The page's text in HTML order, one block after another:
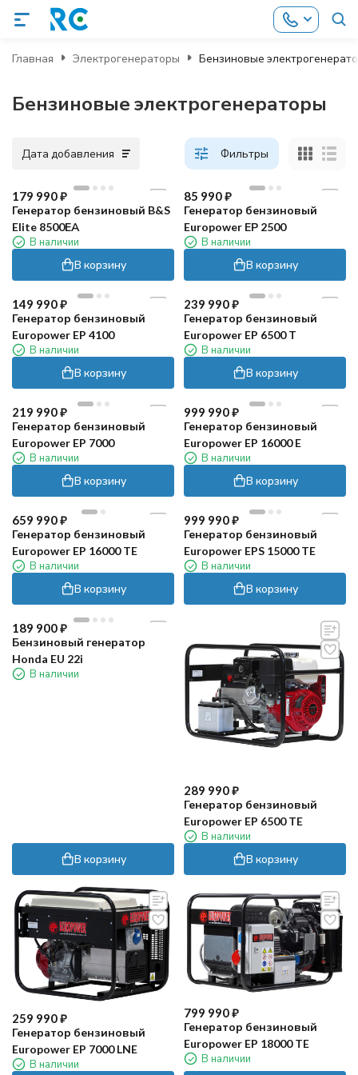
Главная Электрогенераторы Бензиновые
Бензиновые электрогенераторы
Дата добавления Фильтры
179 990₽
Генератор бензиновый B&S
Elite 8500ЕА
В наличии
В корзину
85 990₽
Генератор бензиновый
Europower ЕР 2500
В наличии
В корзину
149 990₽
Генератор бензиновый
Europower EP 4100
В наличии
В корзину
239 990₽
Генератор бензиновый
Europower EP 6500 T
В наличии
В корзину
219 990₽
Генератор бензиновый
Europower EP 7000
В наличии
В корзину
999 990₽
Генератор бензиновый
Europower EP 16000 E
В наличии
В корзину
659 990₽
Генератор бензиновый
Europower EP 16000 TE
В наличии
В корзину
999 990₽
Генератор бензиновый
Europower EPS 15000 TE
В наличии
В корзину
189 900₽
Бензиновый генератор
Honda EU 22i
В наличии
В корзину
289 990₽
Генератор бензиновый
Europower EP 6500 TE
В наличии
В корзину
259 990₽
Генератор бензиновый
Europower EP 7000 LNE
В наличии
799 990₽
Генератор бензиновый
Europower EP 18000 TE
В наличии